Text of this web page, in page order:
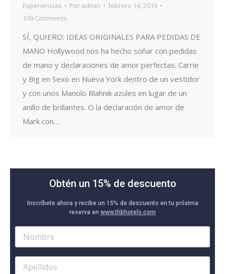
Experiencias Por admin
febrero 14, 2019
109 Comments
SÍ, QUIERO: IDEAS ORIGINALES PARA PEDIDAS DE
MANO Hollywood nos ha hecho soñar con pedidas
de mano y declaraciones de amor perfectas. Carrie
y Big en Sexo en Nueva York dentro de un vestidor
y con unos Manolo Blahnik azules en lugar de un
anillo de brillantes. O la declaración de amor de
Mark con…
Obtén un 15% de descuento
Inscríbete ahora y recibe un 15% de descuento en tu próxima
reserva en www.thbhotels.com